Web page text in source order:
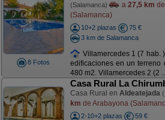
8 Fotos
(Salamanca) a 27,5 km
(Salamanca)
10+2 plazas
75 €
3 km de Salamanca
Villamercedes 1 (7 hab.
edificaciones en un
480 m2. Villamercedes 2 (2
Casa Rural La
Casa Rural en Aldeatejada
km de Arabayona
2-10+2 plazas
59 €